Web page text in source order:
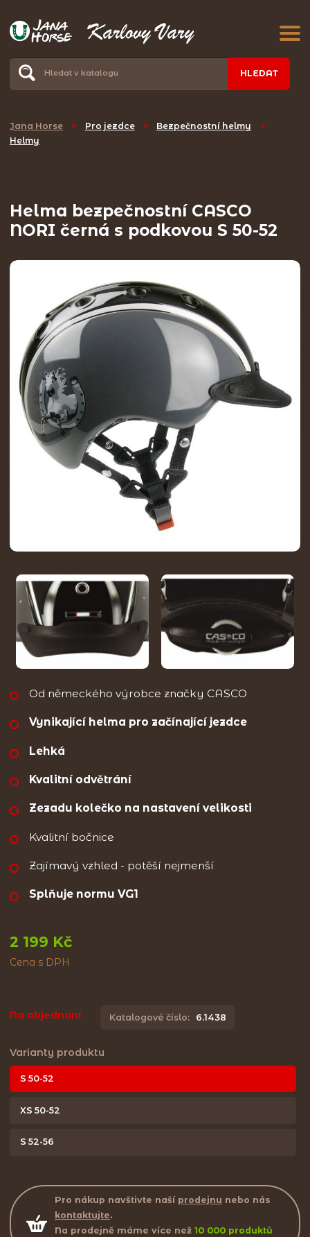
HLEDAT
Jana Horse > Pro jezdce > Bezpečnostní helmy
>
Helmy
Helma bezpečnostní CASCO
NORI černá s podkovou S 50-52
Od německého výrobce značky CASCO
Vynikající helma pro začínající jezdce
Lehká
Kvalitní odvětrání
Zezadu kolečko na nastavení velikosti
Kvalitní bočnice
Zajímavý vzhled - potěší nejmenší
Splňuje normu VG1
2 199 Kč
Cena s DPH
Na objednání Katalogové číslo: 6.1438
Varianty produktu
S 50-52
XS 50-52
S 52-56
Pro nákup navštivte naší prodejnu nebo nás
kontaktujte.
Na prodejně máme více než 10 000 produktů